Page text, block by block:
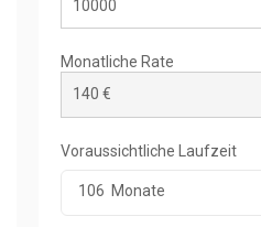
Monatliche Rate
Voraussichtliche Laufzeit
106 Monate